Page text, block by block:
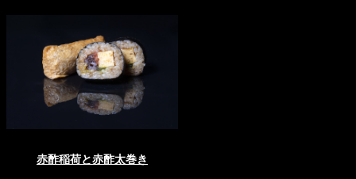
赤酢稲荷と赤酢太巻き